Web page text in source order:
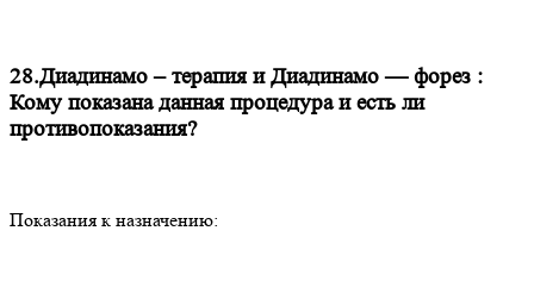
28.Диадинамо – терапия и Диадинамо — форез :
Кому показана данная процедура и есть ли
противопоказания?
Показания к назначению: